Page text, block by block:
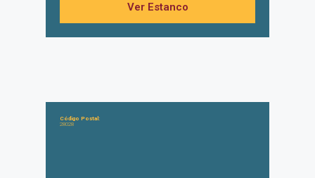
Ver Estanco
Código Postal:
28028